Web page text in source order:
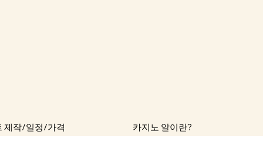
제작/일정/가격 카지노 알이란?